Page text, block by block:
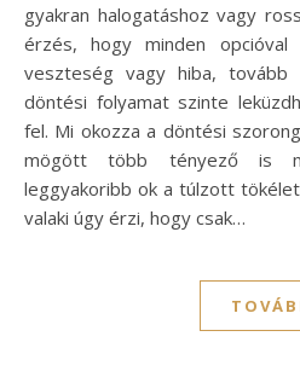
gyakran halogatáshoz vagy
érzés, hogy minden opcióval
veszteség vagy hiba,
döntési folyamat szinte
fel. Mi okozza a döntési
mögött több tényező is
leggyakoribb ok a túlzott
valaki úgy érzi, hogy csak…